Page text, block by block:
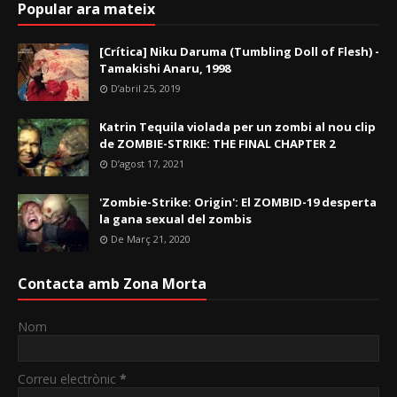
Popular ara mateix
[Crítica] Niku Daruma (Tumbling Doll of Flesh) -
Tamakishi Anaru, 1998
D’abril 25, 2019
Katrin Tequila violada per un zombi al nou clip
de ZOMBIE-STRIKE: THE FINAL CHAPTER 2
D’agost 17, 2021
'Zombie-Strike: Origin': El ZOMBID-19 desperta
la gana sexual del zombis
De Març 21, 2020
Contacta amb Zona Morta
Nom
Correu electrònic *